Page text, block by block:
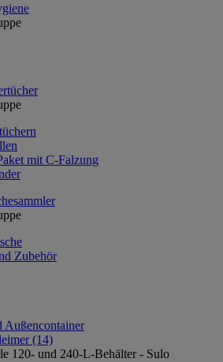
mit C-Falzung
Zubehör
Außencontainer
(14)
120- und 240-L-Behälter - Sulo